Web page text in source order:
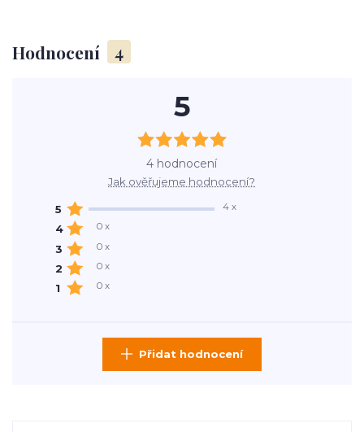
Hodnocení 4
Přidat hodnocení
5
4 hodnocení
Jak ověřujeme hodnocení?
5 4 x
4 0 x
3 0 x
2 0 x
1 0 x